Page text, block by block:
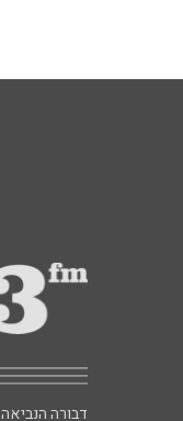
דבורה הנביאה 6, רמת השרון